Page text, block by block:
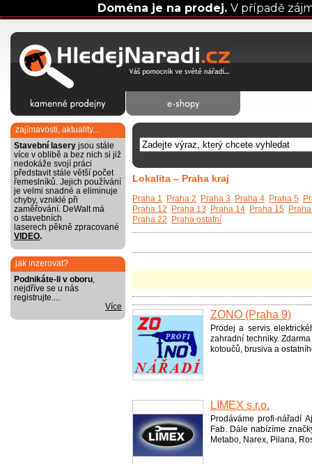
Doména je na prodej. V případě
zajímavosti, aktuality...
Stavební lasery jsou stále
více v oblibě a bez nich si již
nedokáže svojí práci
představit stále větší počet
řemeslníků. Jejich používání
je velmi snadné a eliminuje
chyby, vzniklé při
zaměřování. DeWalt má
o stavebních
laserech pěkně zpracované
VIDEO.
jak inzerovat?
Podnikáte-li v oboru,
nejdříve se u nás
registrujte....
Více
Lokalita – Praha kraj
Praha 1 Praha 2 Praha 3 Praha 4 Praha 5
Praha 12
Praha 13 Praha 14 Praha 15
Praha 22
Praha ostatní
ZONO (Praha 9)
Prodej a servis
zahradní techniky.
kotoučů, brusiva a
LIMEX s.r.o.
Prodáváme profi-nářadí
Fab. Dále nabízíme
Metabo, Narex, Pilana,